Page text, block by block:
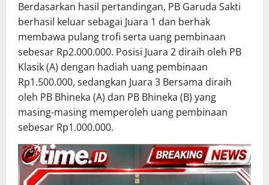
Berdasarkan hasil pertandingan, PB Garuda Sakti
berhasil keluar sebagai Juara 1 dan berhak
membawa pulang trofi serta uang pembinaan
sebesar Rp2.000.000. Posisi Juara 2 diraih oleh PB
Klasik (A) dengan hadiah uang pembinaan
Rp1.500.000, sedangkan Juara 3 Bersama diraih
oleh PB Bhineka (A) dan PB Bhineka (B) yang
masing-masing memperoleh uang pembinaan
sebesar Rp1.000.000.